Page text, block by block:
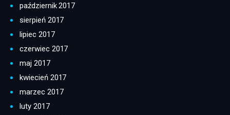
październik 2017
sierpień 2017
lipiec 2017
czerwiec 2017
maj 2017
kwiecień 2017
marzec 2017
luty 2017